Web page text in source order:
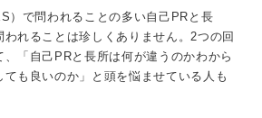
理解しよう
を底上げするために自己PRと長所
えよう
所のアピールポイントを決めるう
）で問われることの多い自己PRと長
れることは珍しくありません。2つの回
「自己PRと長所は何が違うのかわから
も良いのか」と頭を悩ませている人も